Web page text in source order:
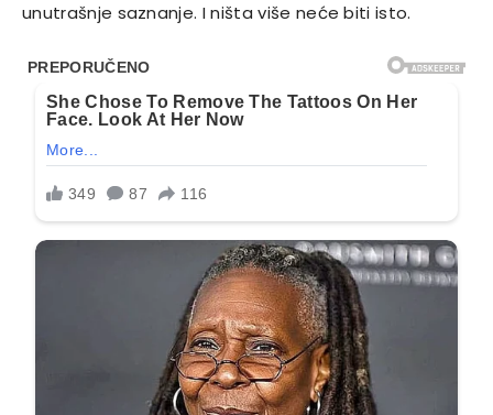
unutrašnje saznanje. I ništa više neće biti isto.